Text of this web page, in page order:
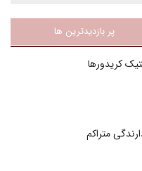
پر بازدیدترین ها
کریدورها
متراکم